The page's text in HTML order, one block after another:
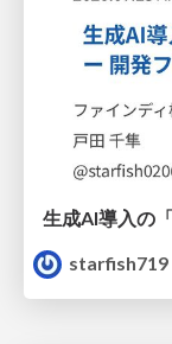
starfish719